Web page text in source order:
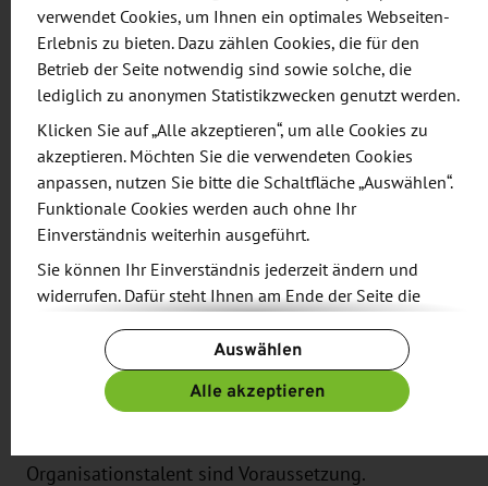
Weiterentwicklung von IT-Systemen über die
Sicherstellung von IT-Sicherheit und Datenschutz
bis hin zu Schulungen für die Kolleginnen und
Dafür hat die WFS auch einiges zu bieten - z. B.
eine attraktive Vergütung, Übernahmegarantie,
flexible Arbeitszeiten oder Arbeitgeber-
Zusatzleistungen wie etwa eine betriebliche
Altersvorsorge.
Interessierte Abiturienten oder Schüler (m / w / d)
auf dem besten Weg dahin können sich ab sofort
bewerben. Sehr gute Deutsch-, gute Englisch-
Organisationstalent sind Voraussetzung.
verwendet Cookies, um Ihnen ein optimales Webseiten-
Erlebnis zu bieten. Dazu zählen Cookies, die für den
Betrieb der Seite notwendig sind sowie solche, die
lediglich zu anonymen Statistikzwecken genutzt werden.
Klicken Sie auf „Alle akzeptieren“, um alle Cookies zu
akzeptieren. Möchten Sie die verwendeten Cookies
anpassen, nutzen Sie bitte die Schaltfläche „Auswählen“.
Funktionale Cookies werden auch ohne Ihr
Einverständnis weiterhin ausgeführt.
Sie können Ihr Einverständnis jederzeit ändern und
widerrufen. Dafür steht Ihnen am Ende der Seite die
Verfügung.
Weitere Informationen finden Sie in unseren
Datenschutzbestimmungenund ergänzend in unserem
Auswählen
Alle akzeptieren